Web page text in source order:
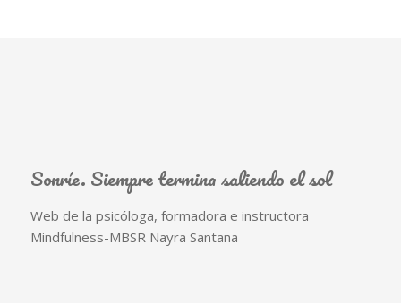
Sonríe. Siempre termina saliendo el sol
Web de la psicóloga, formadora e instructora
Mindfulness-MBSR Nayra Santana